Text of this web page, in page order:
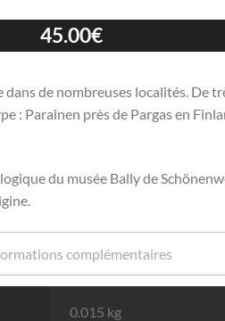
45.00€
de nombreuses localités. De
: Parainen près de Pargas en
du musée Bally de
complémentaires
0.015 kg